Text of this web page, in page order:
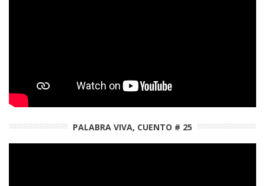
PALABRA VIVA, CUENTO # 25